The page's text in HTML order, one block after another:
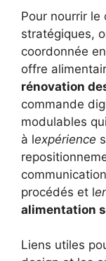
Pour nourrir le
stratégiques,
coordonnée
offre
rénovation
commande
modulables
à lexpérience
procédés et l
alimentation
Liens utiles